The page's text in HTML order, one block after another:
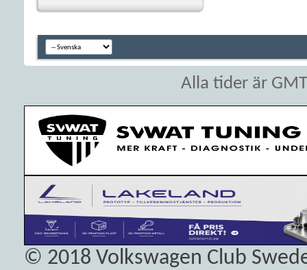
Alla tider är
© 2018 Volkswagen Club